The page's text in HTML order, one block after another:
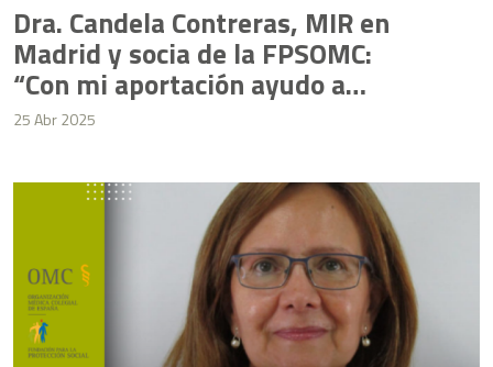
Dra. Candela Contreras, MIR en
Madrid y socia de la FPSOMC:
“Con mi aportación ayudo a
médicos o familias de médicos
momento”
25 Abr 2025